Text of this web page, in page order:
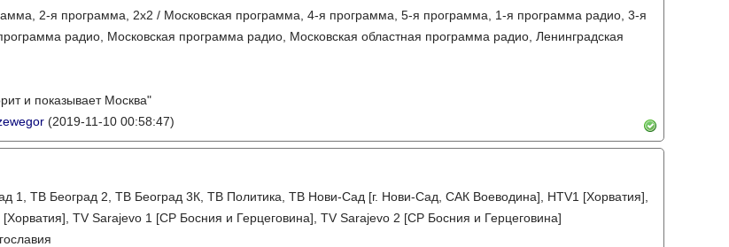
2-я программа, 2х2 / Московская программа, 4-я программа, 5-я программа, 1-я программа радио, 3-я
радио, Московская программа радио, Московская областная программа радио, Ленинградская
и показывает Москва"
(2019-11-10 00:58:47)
1, ТВ Београд 2, ТВ Београд 3К, ТВ Политика, ТВ Нови-Сад [г. Нови-Сад, САК Воеводина], HTV1 [Хорватия],
TV Sarajevo 1 [СР Босния и Герцеговина], TV Sarajevo 2 [СР Босния и Герцеговина]